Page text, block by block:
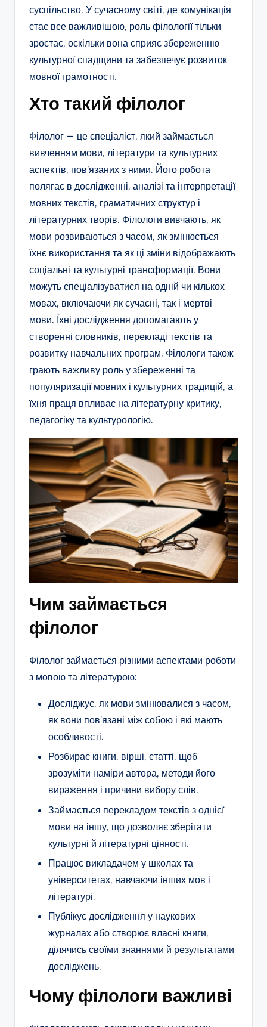
суспільство. У сучасному світі, де комунікація
стає все важливішою, роль філології тільки
зростає, оскільки вона сприяє збереженню
культурної спадщини та забезпечує розвиток
мовної грамотності.
Хто такий філолог
Філолог — це спеціаліст, який займається
вивченням мови, літератури та культурних
аспектів, пов’язаних з ними. Його робота
полягає в дослідженні, аналізі та інтерпретації
мовних текстів, граматичних структур і
літературних творів. Філологи вивчають, як
мови розвиваються з часом, як змінюється
їхнє використання та як ці зміни відображають
соціальні та культурні трансформації. Вони
можуть спеціалізуватися на одній чи кількох
мовах, включаючи як сучасні, так і мертві
мови. Їхні дослідження допомагають у
створенні словників, перекладі текстів та
розвитку навчальних програм. Філологи також
грають важливу роль у збереженні та
популяризації мовних і культурних традицій, а
їхня праця впливає на літературну критику,
педагогіку та культурологію.
Чим займається
філолог
Філолог займається різними аспектами роботи
з мовою та літературою:
Досліджує, як мови змінювалися з часом,
як вони пов’язані між собою і які мають
особливості.
Розбирає книги, вірші, статті, щоб
зрозуміти наміри автора, методи його
вираження і причини вибору слів.
Займається перекладом текстів з однієї
мови на іншу, що дозволяє зберігати
культурні й літературні цінності.
Працює викладачем у школах та
університетах, навчаючи інших мов і
літературі.
Публікує дослідження у наукових
журналах або створює власні книги,
ділячись своїми знаннями й результатами
досліджень.
Чому філологи важливі